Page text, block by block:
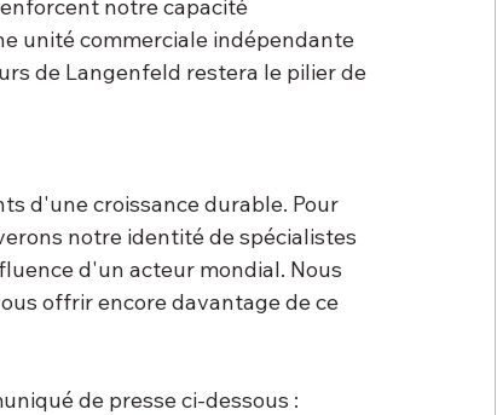
notre capacité
unité commerciale indépendante
de Langenfeld restera le pilier de
d'une croissance durable. Pour
notre identité de spécialistes
d'un acteur mondial. Nous
offrir encore davantage de ce
de presse ci-dessous :